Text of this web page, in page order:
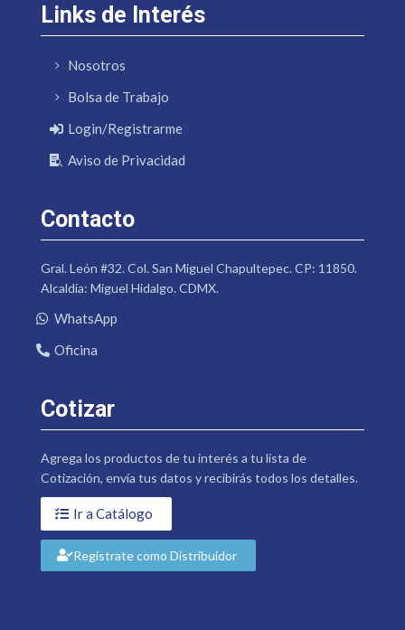
Links de Interés
Nosotros
Bolsa de Trabajo
Login/Registrarme
Aviso de Privacidad
Contacto
Gral. León #32. Col. San Miguel Chapultepec. CP: 11850.
Alcaldía: Miguel Hidalgo. CDMX.
WhatsApp
Oficina
Cotizar
Agrega los productos de tu interés a tu lista de
Cotización, envía tus datos y recibirás todos los detalles.
Ir a Catálogo
Regístrate como Distribuidor